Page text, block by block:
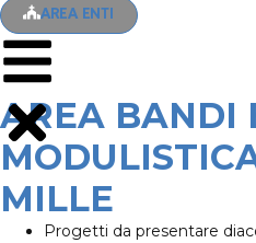
AREA ENTI
AREA BANDI
MILLE
Progetti da presentare